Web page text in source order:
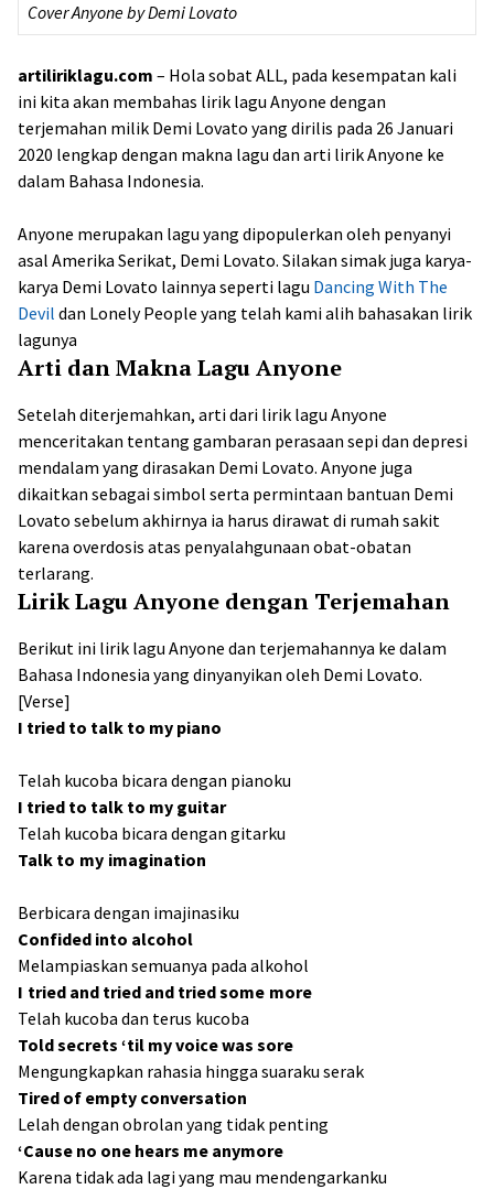
Cover Anyone by Demi Lovato
artiliriklagu.com – Hola sobat ALL, pada kesempatan kali
ini kita akan membahas lirik lagu Anyone dengan
terjemahan milik Demi Lovato yang dirilis pada 26 Januari
2020 lengkap dengan makna lagu dan arti lirik Anyone ke
dalam Bahasa Indonesia.
Anyone merupakan lagu yang dipopulerkan oleh penyanyi
asal Amerika Serikat, Demi Lovato. Silakan simak juga karya-
karya Demi Lovato lainnya seperti lagu Dancing With The
Devil dan Lonely People yang telah kami alih bahasakan lirik
lagunya
Arti dan Makna Lagu Anyone
Setelah diterjemahkan, arti dari lirik lagu Anyone
menceritakan tentang gambaran perasaan sepi dan depresi
mendalam yang dirasakan Demi Lovato. Anyone juga
dikaitkan sebagai simbol serta permintaan bantuan Demi
Lovato sebelum akhirnya ia harus dirawat di rumah sakit
karena overdosis atas penyalahgunaan obat-obatan
terlarang.
Lirik Lagu Anyone dengan Terjemahan
Berikut ini lirik lagu Anyone dan terjemahannya ke dalam
Bahasa Indonesia yang dinyanyikan oleh Demi Lovato.
[Verse]
I tried to talk to my piano
Telah kucoba bicara dengan pianoku
I tried to talk to my guitar
Telah kucoba bicara dengan gitarku
Talk to my imagination
Berbicara dengan imajinasiku
Confided into alcohol
Melampiaskan semuanya pada alkohol
I tried and tried and tried some more
Telah kucoba dan terus kucoba
Told secrets ‘til my voice was sore
Mengungkapkan rahasia hingga suaraku serak
Tired of empty conversation
Lelah dengan obrolan yang tidak penting
‘Cause no one hears me anymore
Karena tidak ada lagi yang mau mendengarkanku